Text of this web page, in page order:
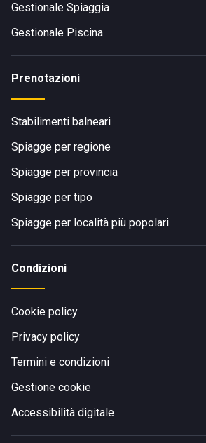
Gestionale Spiaggia
Gestionale Piscina
Prenotazioni
Stabilimenti balneari
Spiagge per regione
Spiagge per provincia
Spiagge per tipo
Spiagge per località più popolari
Condizioni
Cookie policy
Privacy policy
Termini e condizioni
Gestione cookie
Accessibilità digitale